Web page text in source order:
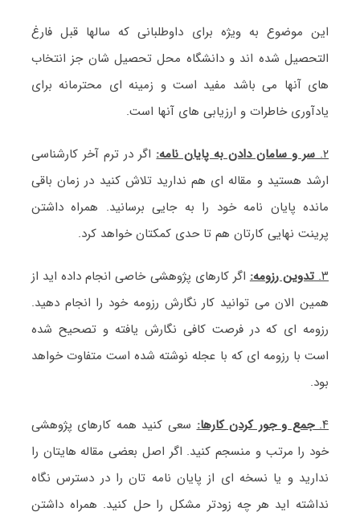
این موضوع به ویژه برای داوطلبانی که سالها قبل فارغ
التحصیل شده اند و دانشگاه محل تحصیل شان جز انتخاب
های آنها می باشد مفید است و زمینه ای محترمانه برای
یادآوری خاطرات و ارزیابی های آنها است.
۲. سر و سامان دادن به پایان نامه:اگر در ترم آخر کارشناسی
ارشد هستید و مقاله ای هم ندارید تلاش کنید در زمان باقی
مانده پایان نامه خود را به جایی برسانید. همراه داشتن
پرینت نهایی کارتان هم تا حدی کمکتان خواهد کرد.
۳. تدوین رزومه:اگر کارهای پژوهشی خاصی انجام داده اید از
همین الان می توانید کار نگارش رزومه خود را انجام دهید.
رزومه ای که در فرصت کافی نگارش یافته و تصحیح شده
است با رزومه ای که با عجله نوشته شده است متفاوت خواهد
بود.
۴. جمع و جور کردن کارها:سعی کنید همه کارهای پژوهشی
خود را مرتب و منسجم کنید. اگر اصل بعضی مقاله هایتان را
ندارید و یا نسخه ای از پایان نامه تان را در دسترس نگاه
نداشته اید هر چه زودتر مشکل را حل کنید. همراه داشتن